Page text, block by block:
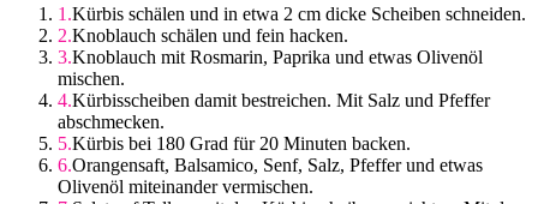
Kürbis schälen und in etwa 2 cm dicke Scheiben schneiden.
Knoblauch schälen und fein hacken.
Knoblauch mit Rosmarin, Paprika und etwas Olivenöl
mischen.
Kürbisscheiben damit bestreichen. Mit Salz und Pfeffer
abschmecken.
Kürbis bei 180 Grad für 20 Minuten backen.
Orangensaft, Balsamico, Senf, Salz, Pfeffer und etwas
Olivenöl miteinander vermischen.